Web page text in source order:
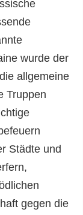
wurde der
allgemeine
Truppen
Städte und
gegen die